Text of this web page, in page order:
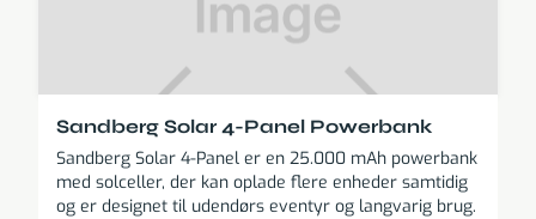
Sandberg Solar 4-Panel Powerbank
Sandberg Solar 4-Panel er en 25.000 mAh powerbank
med solceller, der kan oplade flere enheder samtidig
og er designet til udendørs eventyr og langvarig brug.